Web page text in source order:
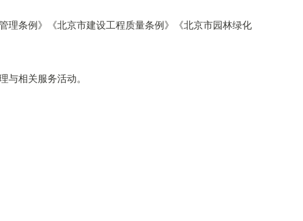
理条例》《北京市建设工程质量条例》《北京市园林绿化
与相关服务活动。